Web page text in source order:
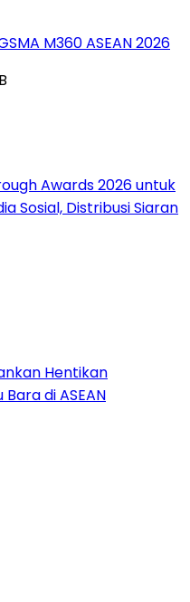
M360 ASEAN 2026
Awards 2026 untuk
Sosial, Distribusi Siaran
Hentikan
di ASEAN